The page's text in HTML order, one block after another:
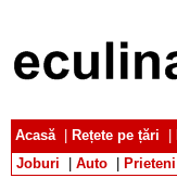
Acasă| Rețete pe țări
Joburi
Auto Prieteni